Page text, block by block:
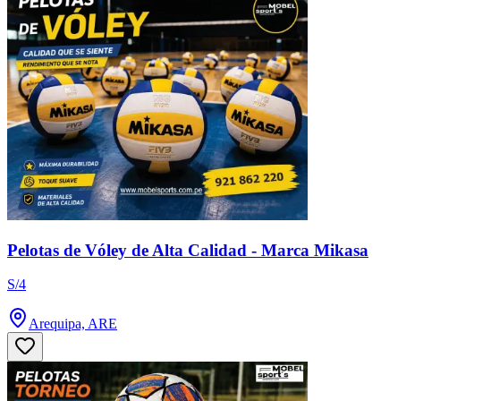
Pelotas de Vóley de Alta Calidad - Marca Mikasa
S/4
Arequipa, ARE